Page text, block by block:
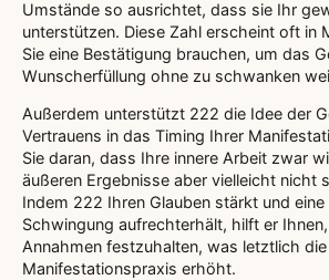
Umstände so ausrichtet, dass sie Ihr
unterstützen. Diese Zahl erscheint oft in
Sie eine Bestätigung brauchen, um das
Wunscherfüllung ohne zu schwanken
Außerdem unterstützt 222 die Idee der
Vertrauens in das Timing Ihrer
Sie daran, dass Ihre innere Arbeit zwar
äußeren Ergebnisse aber vielleicht nicht
Indem 222 Ihren Glauben stärkt und
Schwingung aufrechterhält, hilft er
Annahmen festzuhalten, was letztlich
Manifestationspraxis erhöht.